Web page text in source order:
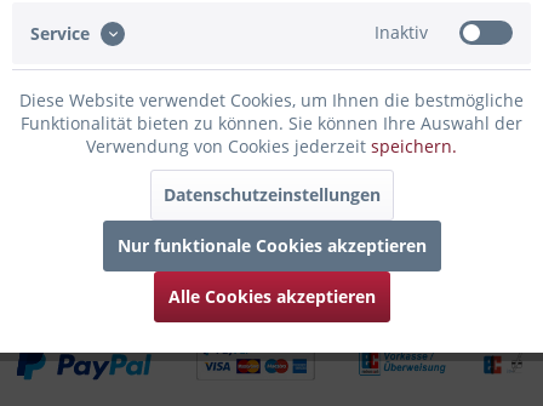
Infos zum Hersteller
Folgende Infos zum Hersteller sind verfübar......mehr
Service Inaktiv
Diese Website verwendet Cookies, um Ihnen die bestmögliche
Funktionalität bieten zu können. Sie können Ihre Auswahl der
Verwendung von Cookies jederzeit speichern.
Datenschutzeinstellungen
Nur funktionale Cookies akzeptieren
Alle Cookies akzeptieren